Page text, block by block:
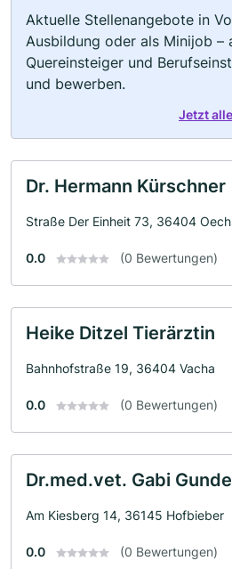
Aktuelle Stellenangebote in
Ausbildung oder als Minijob –
Quereinsteiger und
und bewerben.
Jetzt
Dr. Hermann Kürschner
Straße Der Einheit 73, 36404
0.0 (0 Bewertungen)
Heike Ditzel Tierärztin
Bahnhofstraße 19, 36404 Vacha
0.0 (0 Bewertungen)
Dr.med.vet. Gabi
Am Kiesberg 14, 36145 Hofbieber
0.0 (0 Bewertungen)